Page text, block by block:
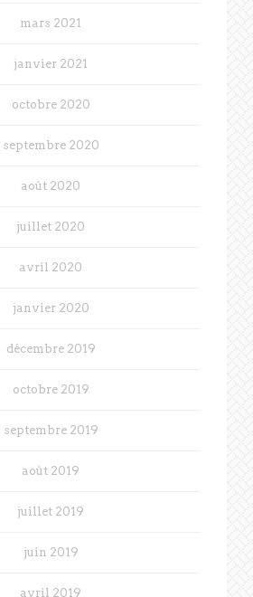
mars 2021
janvier 2021
octobre 2020
septembre 2020
août 2020
juillet 2020
avril 2020
janvier 2020
décembre 2019
octobre 2019
septembre 2019
août 2019
juillet 2019
juin 2019
avril 2019